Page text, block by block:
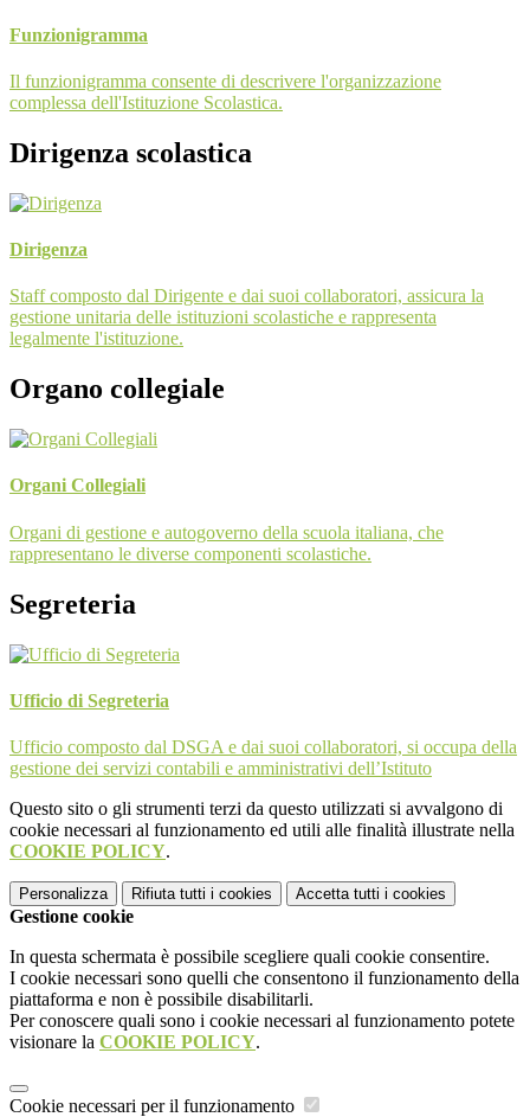
Funzionigramma
Il funzionigramma consente di descrivere l'organizzazione
complessa dell'Istituzione Scolastica.
Dirigenza scolastica
Dirigenza
Staff composto dal Dirigente e dai suoi collaboratori, assicura la
gestione unitaria delle istituzioni scolastiche e rappresenta
legalmente l'istituzione.
Organo collegiale
Organi Collegiali
Organi di gestione e autogoverno della scuola italiana, che
rappresentano le diverse componenti scolastiche.
Segreteria
Ufficio di Segreteria
Ufficio composto dal DSGA e dai suoi collaboratori, si occupa della
gestione dei servizi contabili e amministrativi dell’Istituto
Questo sito o gli strumenti terzi da questo utilizzati si avvalgono di
cookie necessari al funzionamento ed utili alle finalità illustrate nella
COOKIE POLICY.
Personalizza Rifiuta tutti i cookies Accetta tutti i cookies
Gestione cookie
In questa schermata è possibile scegliere quali cookie consentire.
I cookie necessari sono quelli che consentono il funzionamento della
piattaforma e non è possibile disabilitarli.
Per conoscere quali sono i cookie necessari al funzionamento potete
visionare la COOKIE POLICY.
Cookie necessari per il funzionamento